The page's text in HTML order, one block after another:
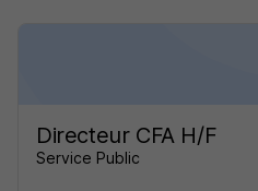
Directeur CFA H/F
Service Public